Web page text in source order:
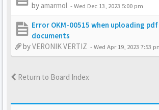
by amarmol -Wed Dec 13, 2023 5:00 pm
Error OKM-00515 when uploading pdf
documents
byVERONIK VERTIZ -Wed Apr 19, 2023 7:53
Return to Board Index